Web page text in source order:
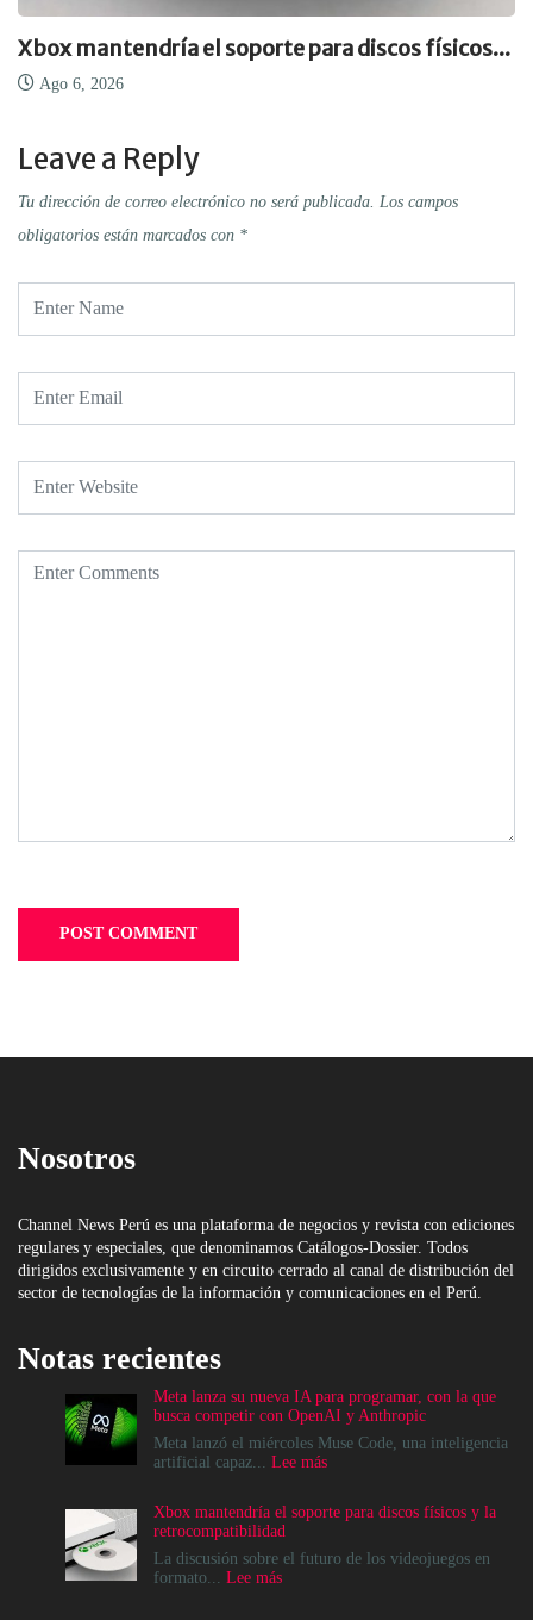
Xbox mantendría el soporte para discos físicos...
Ago 6, 2026
Leave a Reply
Tu dirección de correo electrónico no será publicada. Los campos
obligatorios están marcados con *
Nosotros
Channel News Perú es una plataforma de negocios y revista con ediciones
regulares y especiales, que denominamos Catálogos-Dossier. Todos
dirigidos exclusivamente y en circuito cerrado al canal de distribución del
sector de tecnologías de la información y comunicaciones en el Perú.
Notas recientes
Meta lanza su nueva IA para programar, con la que
busca competir con OpenAI y Anthropic
Meta lanzó el miércoles Muse Code, una inteligencia
artificial capaz... Lee más:
su
IA
Xbox mantendría el soporte para discos físicos y la
retrocompatibilidad
La discusión sobre el futuro de los videojuegos en
formato... Lee más: